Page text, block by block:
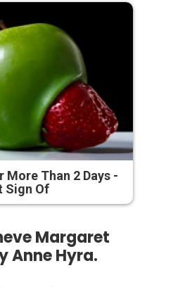
More Than 2 Days -
Sign Of
Margaret
Anne Hyra.